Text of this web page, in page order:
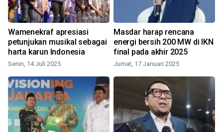
Wamenekraf apresiasi
petunjukan musikal sebagai
harta karun Indonesia
Senin, 14 Juli 2025
Masdar harap rencana
energi bersih 200 MW di IKN
final pada akhir 2025
Jumat, 17 Januari 2025